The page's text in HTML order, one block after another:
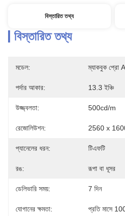
বিস্তারিত তথ্য
বিস্তারিত তথ্য
মডেল: ম্যাকবুক প্রো
পর্দার আকার: 13.3 ইঞ্চি
উজ্জ্বলতা: 500cd/m
রেজোলিউশন: 2560 x
প্যানেলের ধরন: টিএফটি
রঙ: রূপা বা ধূসর
ডেলিভারি সময়: 7 দিন
যোগানের ক্ষমতা: প্রতি মাসে